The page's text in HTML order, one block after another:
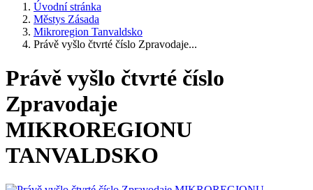
Úvodní stránka
Městys Zásada
Mikroregion Tanvaldsko
Právě vyšlo čtvrté číslo Zpravodaje...
Právě vyšlo čtvrté číslo
Zpravodaje
MIKROREGIONU
TANVALDSKO